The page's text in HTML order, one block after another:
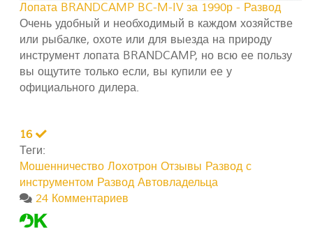
Лопата BRANDCAMP BC-M-IV за 1990р - Развод
Очень удобный и необходимый в каждом хозяйстве
или рыбалке, охоте или для выезда на природу
инструмент лопата BRANDCAMP, но всю ее пользу
вы ощутите только если, вы купили ее у
официального дилера.
16
Теги:
Мошенничество Лохотрон Отзывы Развод с
инструментом Развод Автовладельца
24 Комментариев